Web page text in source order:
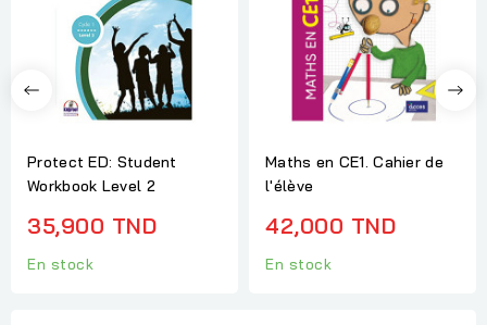
Protect ED: Student
Workbook Level 2
35,900 TND
En stock
Maths en CE1. Cahier de
l'élève
42,000 TND
En stock